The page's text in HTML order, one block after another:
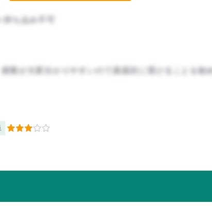
持ち込み不可
業が大変分かりやすいので真面目に受けることを勧め
3